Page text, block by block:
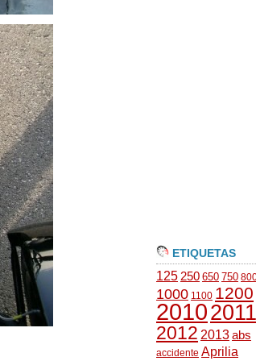
ETIQUETAS
125 250 650 750
1000 1100 1200
20102011
2012 2013abs
accidente Aprilia